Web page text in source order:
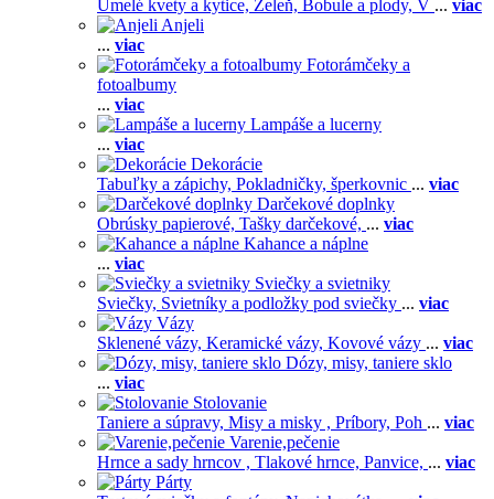
Umelé kvety a kytice, Zeleň, Bobule a plody, V ... viac
Anjeli
... viac
Fotorámčeky a
fotoalbumy
... viac
Lampáše a lucerny
... viac
Dekorácie
Tabuľky a zápichy, Pokladničky, šperkovnic ... viac
Darčekové doplnky
Obrúsky papierové, Tašky darčekové, ... viac
Kahance a náplne
... viac
Sviečky a svietniky
Sviečky, Svietníky a podložky pod sviečky ... viac
Vázy
Sklenené vázy, Keramické vázy, Kovové vázy ... viac
Dózy, misy, taniere sklo
... viac
Stolovanie
Taniere a súpravy, Misy a misky , Príbory, Poh ... viac
Varenie,pečenie
Hrnce a sady hrncov , Tlakové hrnce, Panvice, ... viac
Párty